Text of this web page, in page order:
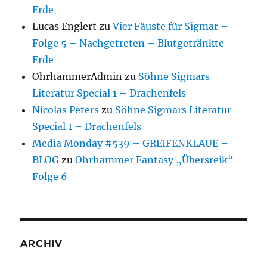
Erde
Lucas Englert zuVier Fäuste für Sigmar –
Folge 5 – Nachgetreten – Blutgetränkte
Erde
OhrhammerAdmin zu Söhne Sigmars
Literatur Special 1 – Drachenfels
Nicolas Peters zu Söhne Sigmars Literatur
Special 1 – Drachenfels
Media Monday #539 – GREIFENKLAUE –
BLOG zuOhrhammer Fantasy „Übersreik“
Folge 6
ARCHIV